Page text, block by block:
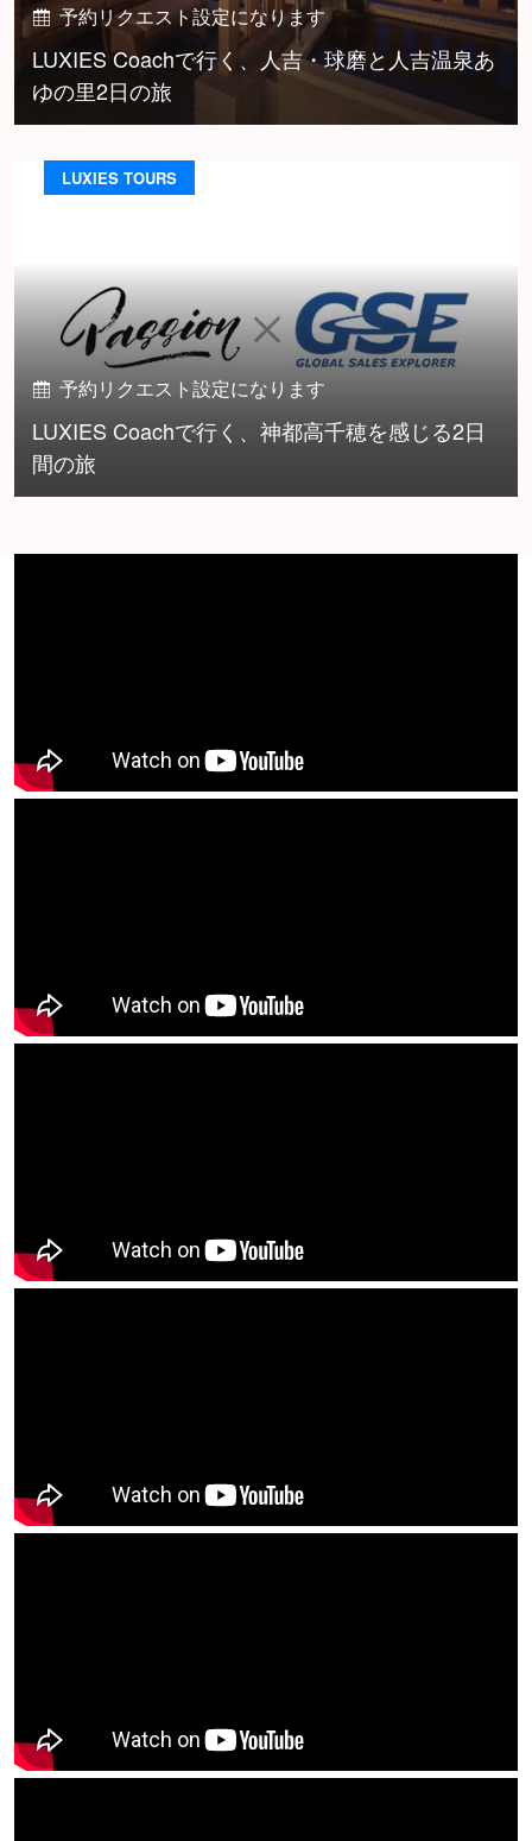
予約リクエスト設定になります
LUXIES Coachで行く、人吉・球磨と人吉温泉あ
ゆの里2日の旅
予約リクエスト設定になります
LUXIES Coachで行く、神都高千穂を感じる2日
間の旅
LUXIES TOURS